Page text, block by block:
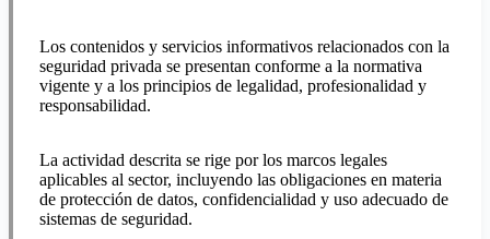
Los contenidos y servicios informativos relacionados con la
seguridad privada se presentan conforme a la normativa
vigente y a los principios de legalidad, profesionalidad y
responsabilidad.
La actividad descrita se rige por los marcos legales
aplicables al sector, incluyendo las obligaciones en materia
de protección de datos, confidencialidad y uso adecuado de
sistemas de seguridad.